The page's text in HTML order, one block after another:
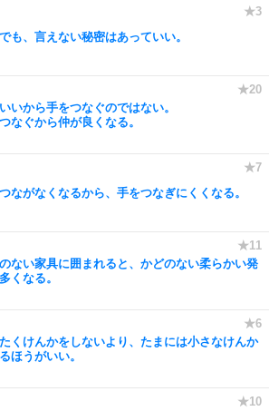
も、言えない秘密はあっていい。
いから手をつなぐのではない。
なぐから仲が良くなる。
ながなくなるから、手をつなぎにくくなる。
ない家具に囲まれると、かどのない柔らかい発
くなる。
くけんかをしないより、たまには小さなけんか
ほうがいい。